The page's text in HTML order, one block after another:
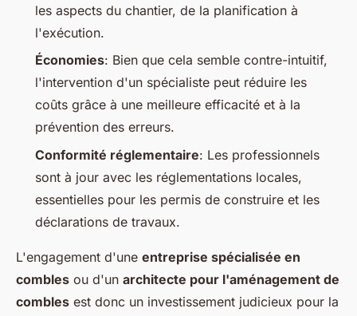
les aspects du chantier, de la planification à
l'exécution.
Économies: Bien que cela semble contre-intuitif,
l'intervention d'un spécialiste peut réduire les
coûts grâce à une meilleure efficacité et à la
prévention des erreurs.
Conformité réglementaire: Les professionnels
sont à jour avec les réglementations locales,
essentielles pour les permis de construire et les
déclarations de travaux.
L'engagement d'une entreprise spécialisée en
combles ou d'un architecte pour l'aménagement de
combles est donc un investissement judicieux pour la